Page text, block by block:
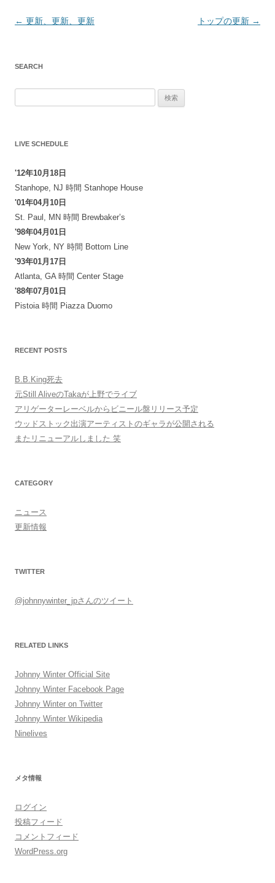
投
ゲ
ー
ョ
← 更新、更新、更新 トップの更新 →
SEARCH
LIVE SCHEDULE
'12年10月18日
Stanhope, NJ 時間 Stanhope House
'01年04月10日
St. Paul, MN 時間 Brewbaker’s
'98年04月01日
New York, NY 時間 Bottom Line
'93年01月17日
Atlanta, GA 時間 Center Stage
'88年07月01日
Pistoia 時間 Piazza Duomo
RECENT POSTS
B.B.King死去
元Still AliveのTakaが上野でライブ
アリゲーターレーベルからビニール盤リリース予定
ウッドストック出演アーティストのギャラが公開される
またリニューアルしました 笑
CATEGORY
ニュース
更新情報
TWITTER
@johnnywinter_jpさんのツイート
RELATED LINKS
Johnny Winter Official Site
Johnny Winter Facebook Page
Johnny Winter on Twitter
Johnny Winter Wikipedia
Ninelives
メタ情報
ログイン
投稿フィード
コメントフィード
WordPress.org